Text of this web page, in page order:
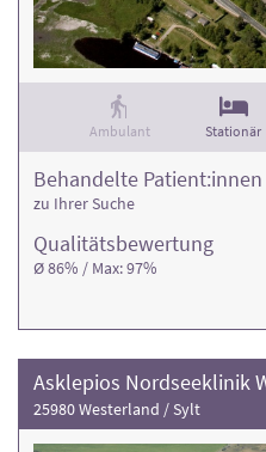
Ambulant Stationär
Qualitäts­bewertung
Ø 86% / Max: 97%
Behandelte Patient:innen
zu Ihrer Suche
Asklepios Nordseeklinik
25980 Westerland / Sylt